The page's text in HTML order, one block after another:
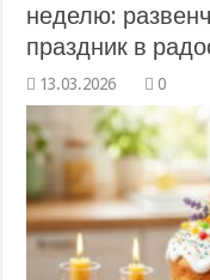
неделю:
праздник в
0